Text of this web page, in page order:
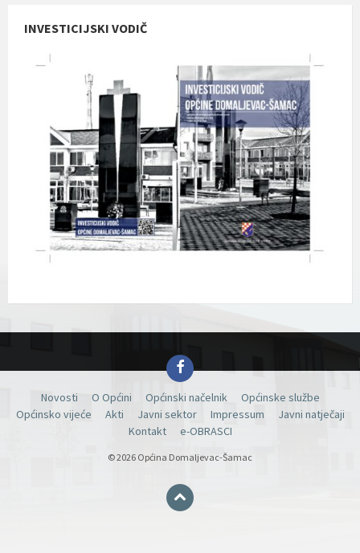
Novosti O Općini Općinski načelnik
Općinske službe
Općinsko vijeće
Akti Javni sektor Impressum
Javni natječaji
Kontakt
e-OBRASCI
© 2026 Općina Domaljevac-Šamac